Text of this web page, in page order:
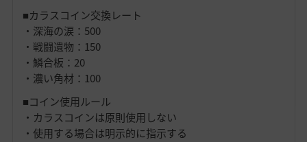
■カラスコイン交換レート
・深海の涙：500
・戦闘遺物：150
・鱗合板：20
・濃い角材：100
■コイン使用ルール
・カラスコインは原則使用しない
・使用する場合は明示的に指示する